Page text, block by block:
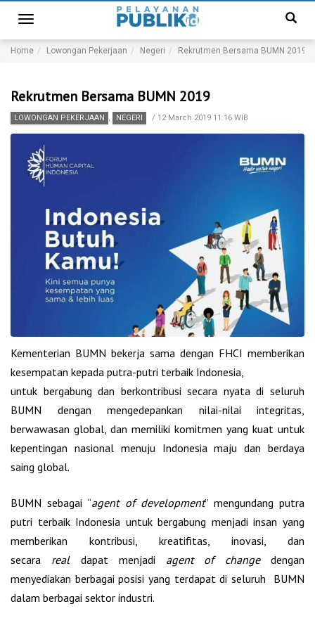
Toggle
navigation
Home Lowongan Pekerjaan Negeri Rekrutmen Bersama BUMN 2019
Rekrutmen Bersama BUMN 2019
LOWONGAN PEKERJAAN , NEGERI / 12 March 2019 11:16 WIB
Kementerian BUMN bekerja sama dengan FHCI memberikan
kesempatan kepada putra-putri terbaik Indonesia,
untuk bergabung dan berkontribusi secara nyata di seluruh
BUMN dengan mengedepankan nilai-nilai integritas,
berwawasan global, dan memiliki komitmen yang kuat untuk
kepentingan nasional menuju Indonesia maju dan berdaya
saing global.
BUMN sebagai “agent of development” mengundang putra
putri terbaik Indonesia untuk bergabung menjadi insan yang
memberikan kontribusi, kreatifitas, inovasi, dan
secara realdapat menjadi agent of changedengan
menyediakan berbagai posisi yang terdapat di seluruh BUMN
dalam berbagai sektor industri.